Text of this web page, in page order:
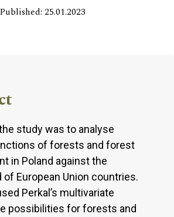
Published: 25.01.2023
study was to analyse
of forests and forest
in Poland against the
of European Union countries.
Perkal’s multivariate
possibilities for forests and